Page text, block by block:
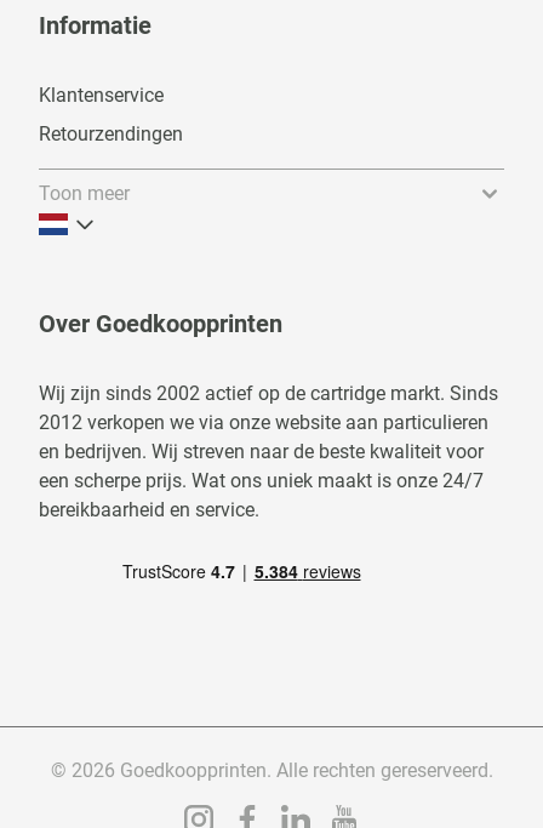
Informatie
Klantenservice
Retourzendingen
Toon meer
Over Goedkoopprinten
Wij zijn sinds 2002 actief op de cartridge markt. Sinds
2012 verkopen we via onze website aan particulieren
en bedrijven. Wij streven naar de beste kwaliteit voor
een scherpe prijs. Wat ons uniek maakt is onze 24/7
bereikbaarheid en service.
© 2026 Goedkoopprinten. Alle rechten gereserveerd.